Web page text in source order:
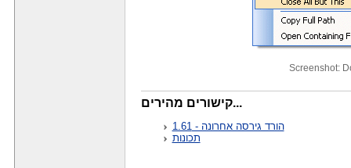
Screenshot:
קישורים מהירים...
הורד גירסה אחרונה - 1.61
תכונות